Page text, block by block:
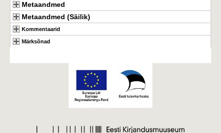
Metaandmed
Metaandmed (Säilik)
Kommentaarid
Märksõnad